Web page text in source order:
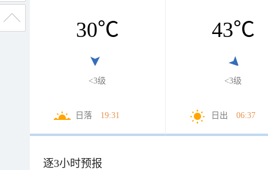
30℃
<3级
日落 19:31
43℃
<3级
日出 06:37
逐3小时预报